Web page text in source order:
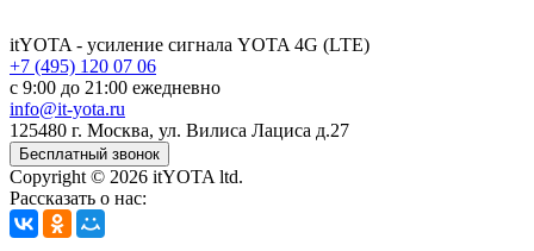
itYOTA - усиление сигнала YOTA 4G (LTE)
+7 (495) 120 07 06
с 9:00 до 21:00 ежедневно
info@it-yota.ru
125480 г. Москва, ул. Вилиса Лациса д.27
Бесплатный звонок
Copyright © 2026 itYOTA ltd.
Рассказать о нас: